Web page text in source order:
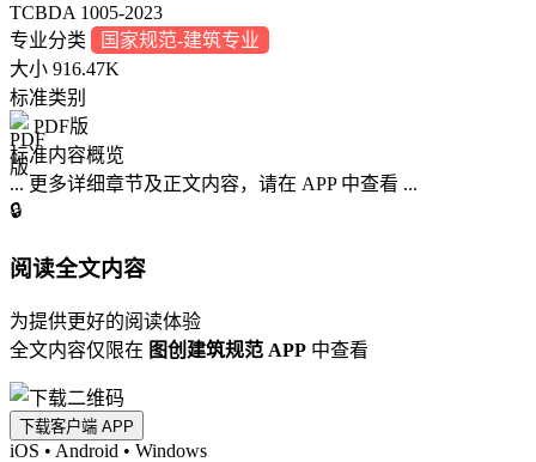
TCBDA 1005-2023
专业分类
国家规范-建筑专业
大小 916.47K
标准类别
PDF版
标准内容概览
... 更多详细章节及正文内容，请在 APP 中查看 ...
🔒
阅读全文内容
为提供更好的阅读体验
全文内容仅限在 图创建筑规范 APP 中查看
下载客户端 APP
iOS • Android • Windows